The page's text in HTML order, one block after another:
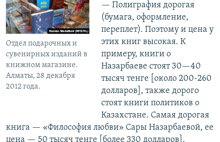
Отдел подарочных и
сувенирных изданий в
книжном магазине.
Алматы, 28 декабря
2012 года.
— Полиграфия дорогая
(бумага, оформление,
переплет). Поэтому и цена у
этих книг высокая. К
примеру, книги о
Назарбаеве стоят 30—40
тысяч тенге [около 200-260
долларов], также дорого
стоят книги политиков о
Казахстане. Самая дорогая
книга — «Философия любви» Сары Назарбаевой, ее
цена — 50 тысяч тенге [более 330 долларов].